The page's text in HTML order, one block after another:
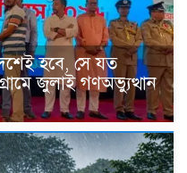
হবে, সে যত
জুলাই গণঅভ্যুত্থান